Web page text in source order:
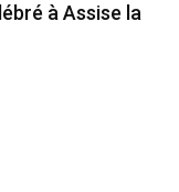
à Assise la